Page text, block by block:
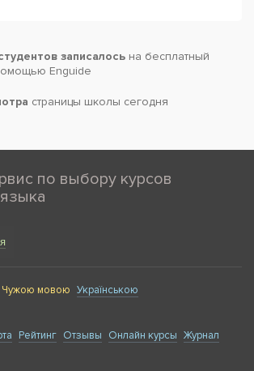
записалось на бесплатный
Enguide
страницы школы сегодня
по выбору курсов
Чужою мовою Українською
Рейтинг Отзывы Онлайн курсы Журнал